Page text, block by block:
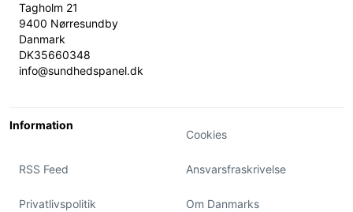
Tagholm 21
9400 Nørresundby
Danmark
DK35660348
info@sundhedspanel.dk
Information
Cookies
RSS Feed Ansvarsfraskrivelse
Privatlivspolitik
Om Danmarks